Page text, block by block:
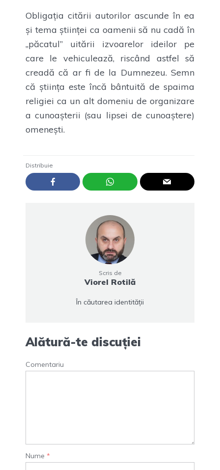
Obligația citării autorilor ascunde în ea
și tema științei ca oamenii să nu cadă în
„păcatul” uitării izvoarelor ideilor pe
care le vehiculează, riscând astfel să
creadă că ar fi de la Dumnezeu. Semn
că știința este încă bântuită de spaima
religiei ca un alt domeniu de organizare
a cunoașterii (sau lipsei de cunoaștere)
omenești.
Distribuie
Scris de
Viorel Rotilă
În căutarea identității
Alătură-te discuției
Comentariu
Nume *